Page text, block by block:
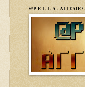
@P E L L A - ΑΓΓΕΛΙΕΣ